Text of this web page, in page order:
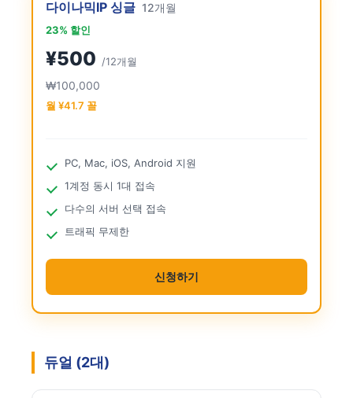
다이나믹IP 싱글 12개월
23% 할인
¥500 /12개월
₩100,000
월 ¥41.7 꼴
PC, Mac, iOS, Android 지원
1계정 동시 1대 접속
다수의 서버 선택 접속
트래픽 무제한
신청하기
듀얼 (2대)